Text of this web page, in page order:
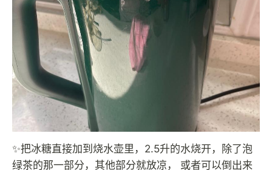
✨把冰糖直接加到烧水壶里，2.5升的水烧开，除了泡
绿茶的那一部分，其他部分就放凉， 或者可以倒出来